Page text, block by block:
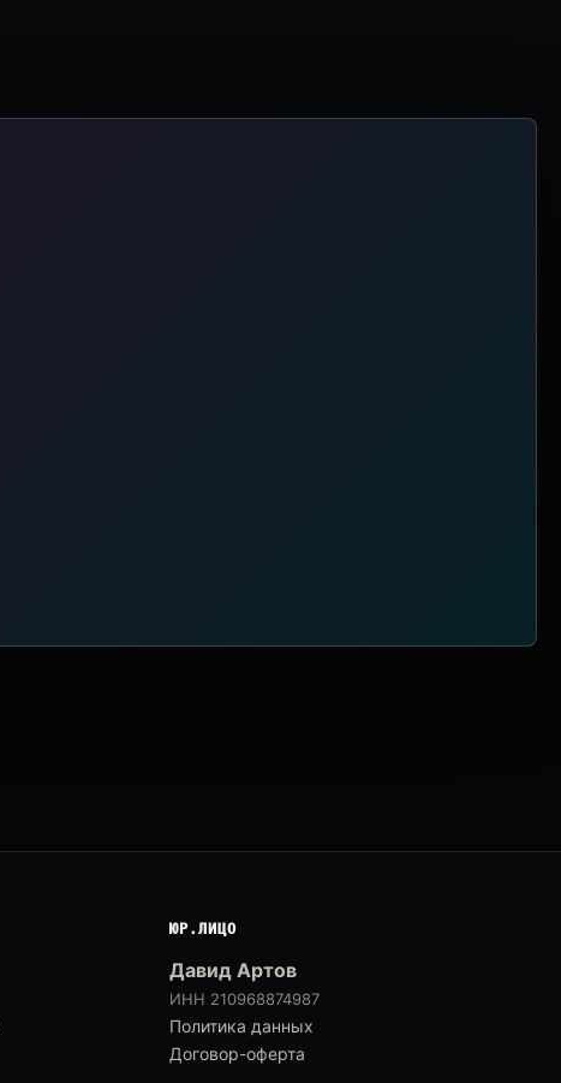
ЮР.ЛИЦО
Давид Артов
ИНН 210968874987
Политика данных
Договор-оферта